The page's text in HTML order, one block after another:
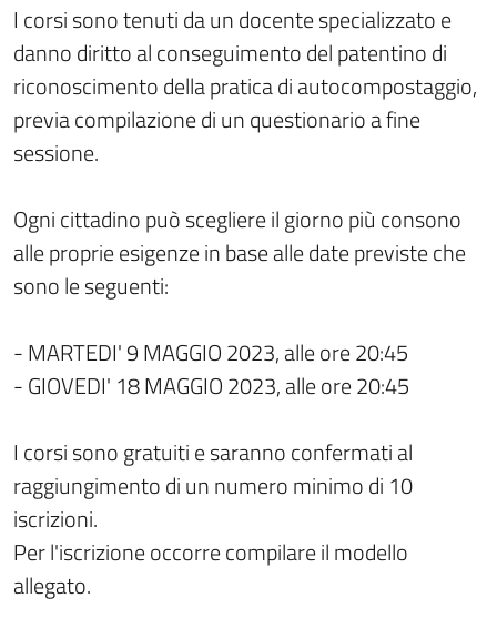
I corsi sono tenuti da un docente specializzato e
danno diritto al conseguimento del patentino di
riconoscimento della pratica di autocompostaggio,
previa compilazione di un questionario a fine
sessione.
Ogni cittadino può scegliere il giorno più consono
alle proprie esigenze in base alle date previste che
sono le seguenti:
- MARTEDI' 9 MAGGIO 2023, alle ore 20:45
- GIOVEDI' 18 MAGGIO 2023, alle ore 20:45
I corsi sono gratuiti e saranno confermati al
raggiungimento di un numero minimo di 10
iscrizioni.
Per l'iscrizione occorre compilare il modello
allegato.